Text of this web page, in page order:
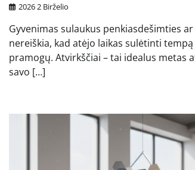
2026 2 Birželio
Gyvenimas sulaukus penkiasdešimties
nereiškia, kad atėjo laikas sulėtinti
pramogų. Atvirkščiai – tai idealus metas
savo […]